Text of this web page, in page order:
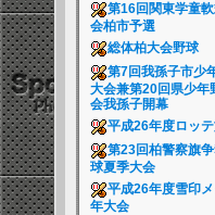
第16回関東学童
会柏市予選
総体柏大会野球
第7回我孫子市少
大会兼第20回県少年
会我孫子開幕
平成26年度ロッ
第23回柏警察旗
球夏季大会
平成26年度雪印
年大会